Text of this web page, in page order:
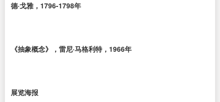
德·戈雅，1796-1798年
《抽象概念》，雷尼·马格利特，1966年
展览海报